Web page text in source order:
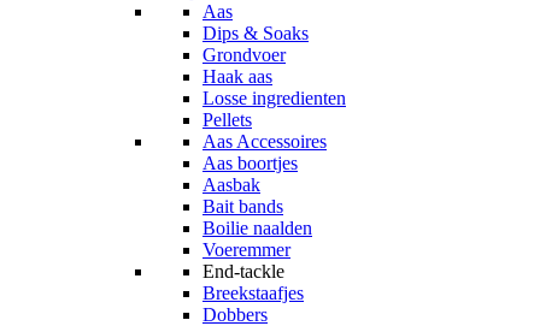
Aas
Dips & Soaks
Grondvoer
Haak aas
Losse ingredienten
Pellets
Aas Accessoires
Aas boortjes
Aasbak
Bait bands
Boilie naalden
Voeremmer
End-tackle
Breekstaafjes
Dobbers